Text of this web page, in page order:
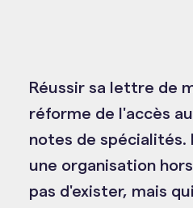
Réussir sa lettre de
réforme de l'accès
notes de
une organisation
pas d'exister, mais